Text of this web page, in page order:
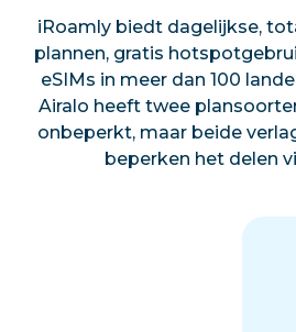
iRoamly biedt dagelijkse,
plannen, gratis
eSIMs in meer dan 100
Airalo heeft twee
onbeperkt, maar beide
beperken het delen